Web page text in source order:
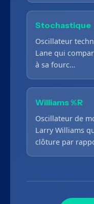
Stochastique
Oscillateur
Lane qui
à sa fourc…
Williams %R
Oscillateur de
Larry Williams
clôture par